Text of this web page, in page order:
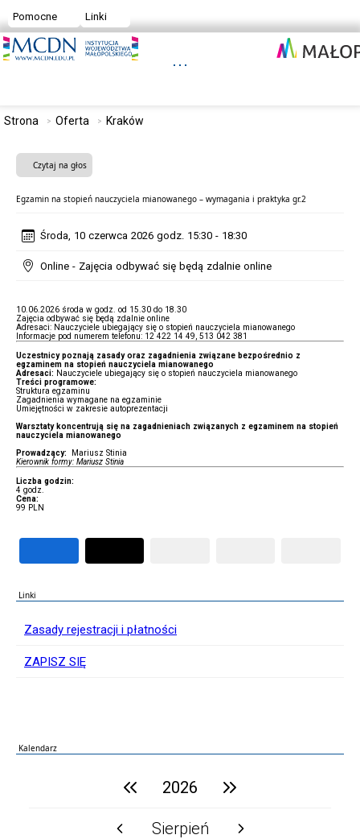
Pomocne Linki
Strona Oferta Kraków
Czytaj na głos
Egzamin na stopień nauczyciela mianowanego – wymagania i praktyka gr.2
Środa, 10 czerwca 2026 godz. 15:30 - 18:30
Online - Zajęcia odbywać się będą zdalnie online
10.06.2026 środa w godz. od 15.30 do 18.30
Zajęcia odbywać się będą zdalnie online
Adresaci: Nauczyciele ubiegający się o stopień nauczyciela mianowanego
Informacje pod numerem telefonu: 12 422 14 49, 513 042 381
Uczestnicy poznają zasady oraz zagadnienia związane bezpośrednio z
egzaminem na stopień nauczyciela mianowanego
Adresaci: Nauczyciele ubiegający się o stopień nauczyciela mianowanego
Treści programowe:
Struktura egzaminu
Zagadnienia wymagane na egzaminie
Umiejętności w zakresie autoprezentacji
Warsztaty koncentrują się na zagadnieniach związanych z egzaminem na stopień
nauczyciela mianowanego
Prowadzący: Mariusz Stinia
Kierownik formy: Mariusz Stinia
Liczba godzin:
4 godz.
Cena:
99 PLN
Linki
Zasady rejestracji i płatności
ZAPISZ SIĘ
Kalendarz
poprzedni rok2026 następny rok
poprzedni miesiącSierpień następny miesiąc